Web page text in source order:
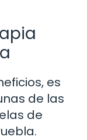
es
de las
de